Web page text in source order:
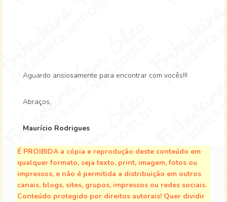
Aguardo ansiosamente para encontrar com vocês!!!
Abraços,
Maurício Rodrigues
É PROIBIDA a cópia e reprodução deste conteúdo em
qualquer formato, seja texto, print, imagem, fotos ou
impressos, e não é permitida a distribuição em outros
canais, blogs, sites, grupos, impressos ou redes sociais.
Conteúdo protegido por direitos autorais! Quer dividir